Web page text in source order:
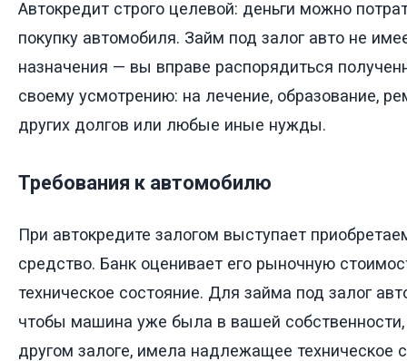
Автокредит строго целевой: деньги можно
покупку автомобиля. Займ под залог авто не
назначения — вы вправе распорядиться
своему усмотрению: на лечение, образование,
других долгов или любые иные нужды.
Требования к автомобилю
При автокредите залогом выступает
средство. Банк оценивает его рыночную
техническое состояние. Для займа под залог
чтобы машина уже была в вашей собственности,
другом залоге, имела надлежащее техническое